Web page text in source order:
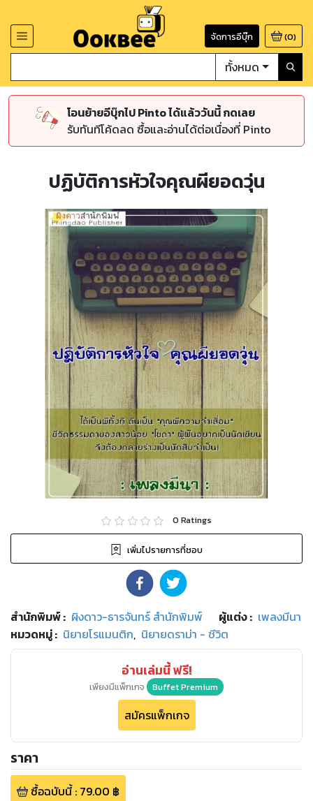
จัดการอีบุ๊ก (0)
ทั้งหมด
โอนย้ายอีบุ๊กไป Pinto ได้แล้ววันนี้ กดเลย
รับทันทีโค้ดลด ซื้อและอ่านได้ต่อเนื่องที่ Pinto
ปฏิบัติการหัวใจคุณผียอดวุ่น
0 Ratings
เพิ่มไปรายการที่ชอบ
สำนักพิมพ์: ผิงดาว-ธารจันทร์ สำนักพิมพ์ ผู้แต่ง : เพลงมีนา
หมวดหมู่: นิยายโรแมนติก, นิยายดราม่า - ชีวิต
อ่านเล่มนี้ ฟรี!
เพียงมีแพ็กเกจ Buffet Premium
สมัครแพ็กเกจ
ราคา
ซื้อฉบับนี้: 79.00 ฿